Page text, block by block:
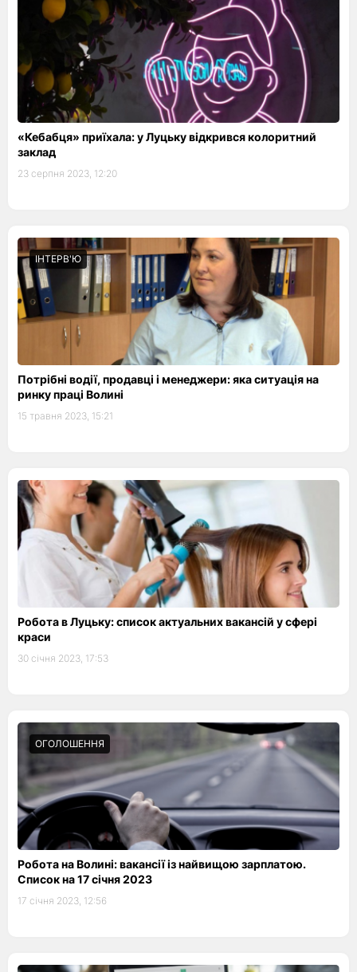
«Кебабця» приїхала: у Луцьку відкрився колоритний
заклад
23 серпня 2023, 12:20
ІНТЕРВ'Ю
Потрібні водії, продавці і менеджери: яка ситуація на
ринку праці Волині
15 травня 2023, 15:21
Робота в Луцьку: список актуальних вакансій у сфері
краси
30 січня 2023, 17:53
ОГОЛОШЕННЯ
Робота на Волині: вакансії із найвищою зарплатою.
Список на 17 січня 2023
17 січня 2023, 12:56